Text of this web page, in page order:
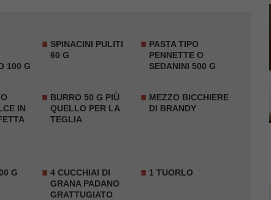
100 G
SPINACINI PULITI
60 G
PASTA TIPO
PENNETTE O
SEDANINI 500 G
IN
BURRO 50 G PIÙ
QUELLO PER LA
TEGLIA
MEZZO BICCHIERE
DI BRANDY
G
4 CUCCHIAI DI
GRANA PADANO
GRATTUGIATO
1 TUORLO